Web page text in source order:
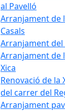
al Pavelló
Arranjament de
Casals
Arranjament del
Arranjament de
Xica
Renovació de la
del carrer del
Arranjament